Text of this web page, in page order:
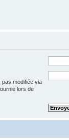
modifiée via
lors de